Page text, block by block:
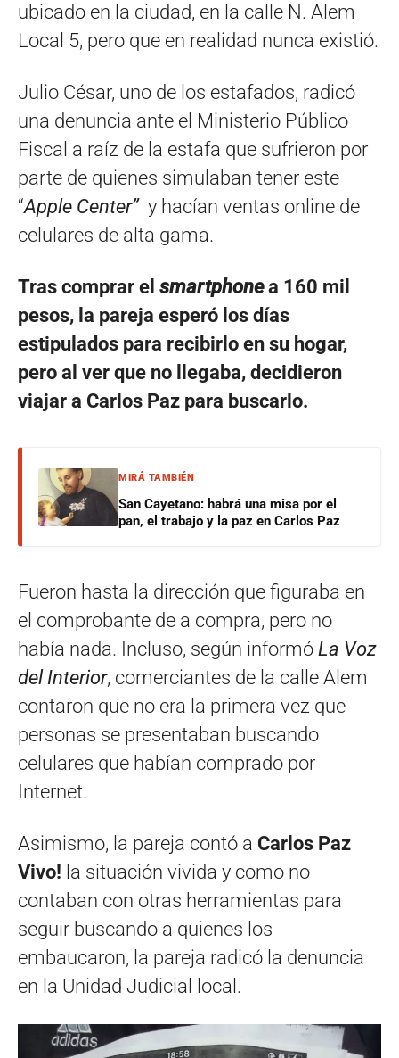
ubicado en la ciudad, en la calle N. Alem
Local 5, pero que en realidad nunca existió.
Julio César, uno de los estafados, radicó
una denuncia ante el Ministerio Público
Fiscal a raíz de la estafa que sufrieron por
parte de quienes simulaban tener este
“Apple Center”y hacían ventas online de
celulares de alta gama.
Tras comprar el smartphonea 160 mil
pesos, la pareja esperó los días
estipulados para recibirlo en su hogar,
pero al ver que no llegaba, decidieron
viajar a Carlos Paz para buscarlo.
MIRÁ TAMBIÉN
San Cayetano: habrá una misa por el
pan, el trabajo y la paz en Carlos Paz
Fueron hasta la dirección que figuraba en
el comprobante de a compra, pero no
había nada. Incluso, según informó La Voz
del Interior, comerciantes de la calle Alem
contaron que no era la primera vez que
personas se presentaban buscando
celulares que habían comprado por
Internet.
Asimismo, la pareja contó a Carlos Paz
Vivo! la situación vivida y como no
contaban con otras herramientas para
seguir buscando a quienes los
embaucaron, la pareja radicó la denuncia
en la Unidad Judicial local.